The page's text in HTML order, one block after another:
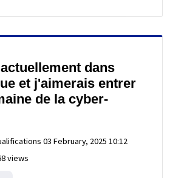
dans
et j'aimerais entrer
de la cyber-
03 February, 2025 10:12
views